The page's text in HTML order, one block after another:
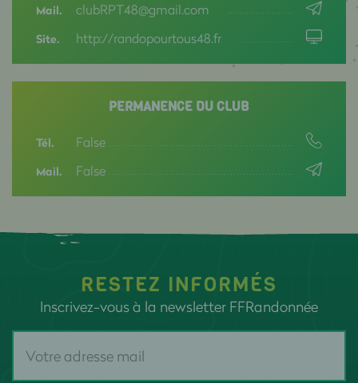
Mail. clubRPT48@gmail.com
Site. http://randopourtous48.fr
PERMANENCE DU CLUB
Tél. False
Mail. False
RESTEZ INFORMÉS
Inscrivez-vous à la newsletter FFRandonnée